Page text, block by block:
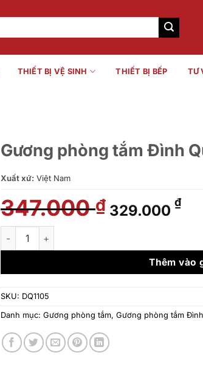
THIẾT BỊ VỆ SINH THIẾT BỊ BẾP TƯ
Gương phòng tắm Đình
Xuất xứ: Việt Nam
347.000₫ Giá
gốc
347.000 ₫.
329.000 ₫Giá
là:
Gương phòng tắm Đình Quốc DQ1105 số lượng
Thêm vào
SKU: DQ1105
Danh mục: Gương phòng tắm, Gương phòng tắm